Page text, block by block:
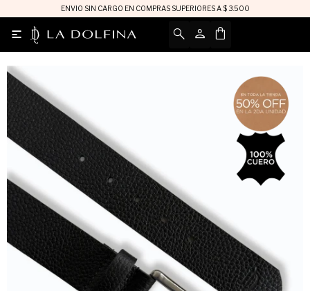
ENVIO SIN CARGO EN COMPRAS SUPERIORES A $ 3.500
